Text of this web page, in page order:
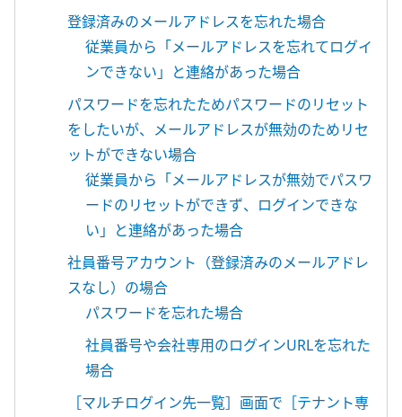
登録済みのメールアドレスを忘れた場合
従業員から「メールアドレスを忘れてログイ
ンできない」と連絡があった場合
パスワードを忘れたためパスワードのリセット
をしたいが、メールアドレスが無効のためリセ
ットができない場合
従業員から「メールアドレスが無効でパスワ
ードのリセットができず、ログインできな
い」と連絡があった場合
社員番号アカウント（登録済みのメールアドレ
スなし）の場合
パスワードを忘れた場合
社員番号や会社専用のログインURLを忘れた
場合
［マルチログイン先一覧］画面で［テナント専